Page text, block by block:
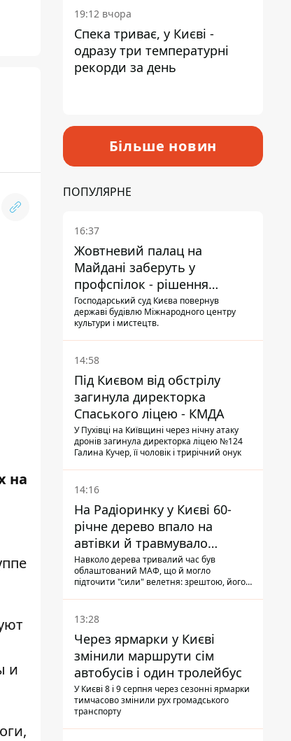
на
и
19:12 вчора
Спека триває, у Києві -
одразу три температурні
рекорди за день
Більше новин
ПОПУЛЯРНЕ
16:37
Жовтневий палац на
Майдані заберуть у
профспілок - рішення
Господарського суду
Господарський суд Києва повернув
державі будівлю Міжнародного центру
культури і мистецтв.
14:58
Під Києвом від обстрілу
загинула директорка
Спаського ліцею - КМДА
У Пухівці на Київщині через нічну атаку
дронів загинула директорка ліцею №124
Галина Кучер, її чоловік і трирічний онук
14:16
На Радіоринку у Києві 60-
річне дерево впало на
автівки й травмувало
людину - подробиці
Навколо дерева тривалий час був
облаштований МАФ, що й могло
підточити "сили" велетня: зрештою, його
13:28
Через ярмарки у Києві
змінили маршрути сім
автобусів і один тролейбус
У Києві 8 і 9 серпня через сезонні ярмарки
тимчасово змінили рух громадського
транспорту